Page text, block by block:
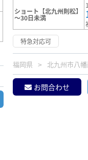
ショート【北九州則松】
～30日未満
特急対応可
福岡県 北九州市八
お問合わせ